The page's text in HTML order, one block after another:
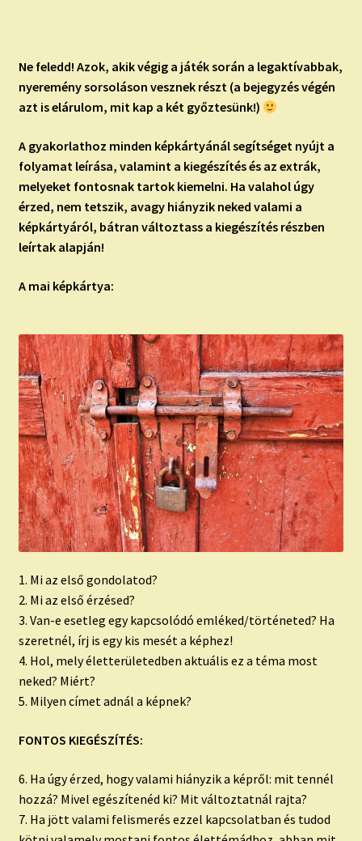
Ne feledd! Azok, akik végig a játék során a legaktívabbak,
nyeremény sorsoláson vesznek részt (a bejegyzés végén
azt is elárulom, mit kap a két győztesünk!)
A gyakorlathoz minden képkártyánál segítséget nyújt a
folyamat leírása, valamint a kiegészítés és az extrák,
melyeket fontosnak tartok kiemelni. Ha valahol úgy
érzed, nem tetszik, avagy hiányzik neked valami a
képkártyáról, bátran változtass a kiegészítés részben
leírtak alapján!
A mai képkártya:
1. Mi az első gondolatod?
2. Mi az első érzésed?
3. Van-e esetleg egy kapcsolódó emléked/történeted? Ha
szeretnél, írj is egy kis mesét a képhez!
4. Hol, mely életterületedben aktuális ez a téma most
neked? Miért?
5. Milyen címet adnál a képnek?
FONTOS KIEGÉSZÍTÉS:
6. Ha úgy érzed, hogy valami hiányzik a képről: mit tennél
hozzá? Mivel egészítenéd ki? Mit változtatnál rajta?
7. Ha jött valami felismerés ezzel kapcsolatban és tudod